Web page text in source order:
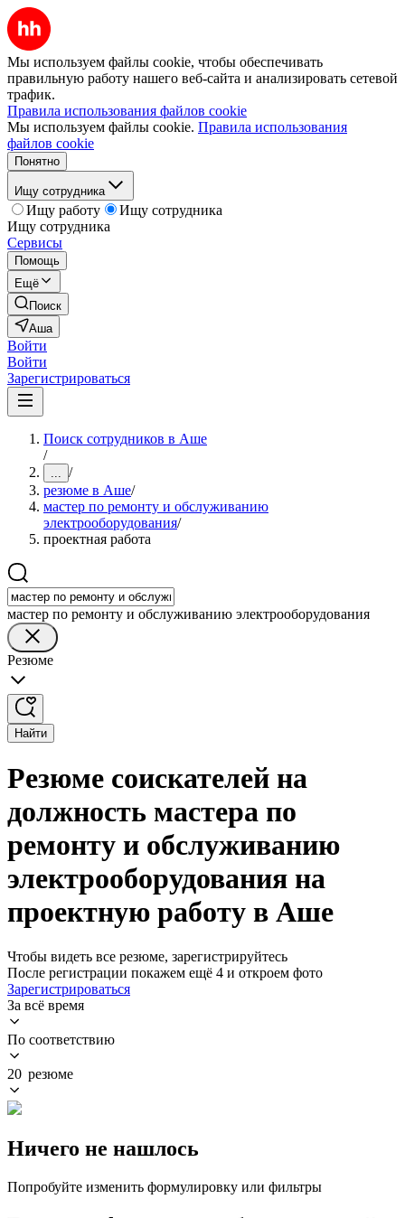
Мы используем файлы cookie, чтобы обеспечивать
правильную работу нашего веб-сайта и анализировать сетевой
трафик.
Правила использования файлов cookie
Мы используем файлы cookie. Правила использования
файлов cookie
Понятно
Ищу сотрудника
Ищу работу
Ищу сотрудника
Ищу сотрудника
Сервисы
Помощь
Ещё
Поиск
Аша
Войти
Войти
Зарегистрироваться
Поиск сотрудников в Аше
/
... /
резюме в Аше/
мастер по ремонту и обслуживанию
электрооборудования/
проектная работа
мастер по ремонту и обслуживанию электрооборудования
Резюме
Найти
Резюме соискателей на
должность мастера по
ремонту и обслуживанию
электрооборудования на
проектную работу в Аше
Чтобы видеть все резюме, зарегистрируйтесь
После регистрации покажем ещё 4 и откроем фото
Зарегистрироваться
За всё время
По соответствию
20 резюме
Ничего не нашлось
Попробуйте изменить формулировку или фильтры